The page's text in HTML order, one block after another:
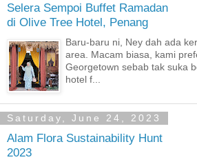
Selera Sempoi Buffet Ramadan
di Olive Tree Hotel, Penang
Baru-baru ni, Ney dah ada
area. Macam biasa, kami
Georgetown sebab tak suka
hotel f...
Saturday, June 24, 2023
Alam Flora Sustainability Hunt
2023